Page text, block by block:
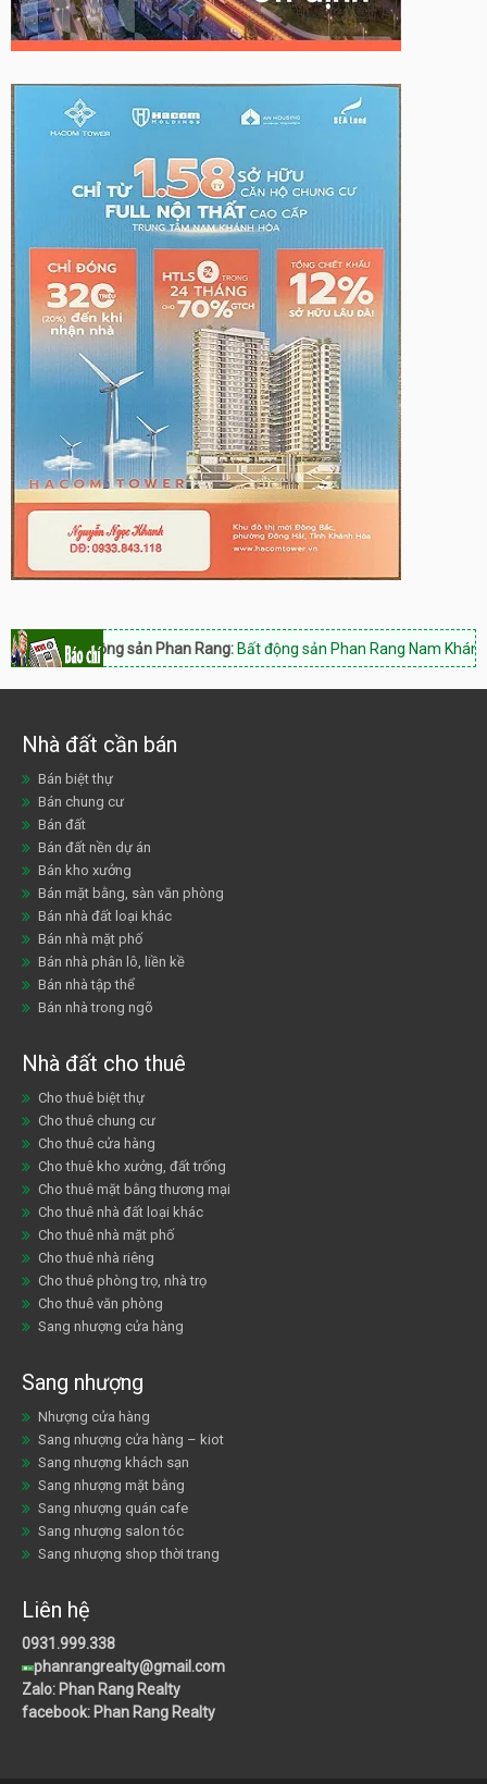
Bất động sản Phan Rang:Bất động sản Phan Rang Nam Khánh Hòa,
Nhà đất cần bán
Bán biệt thự
Bán chung cư
Bán đất
Bán đất nền dự án
Bán kho xưởng
Bán mặt bằng, sàn văn phòng
Bán nhà đất loại khác
Bán nhà mặt phố
Bán nhà phân lô, liền kề
Bán nhà tập thể
Bán nhà trong ngõ
Nhà đất cho thuê
Cho thuê biệt thự
Cho thuê chung cư
Cho thuê cửa hàng
Cho thuê kho xưởng, đất trống
Cho thuê mặt bằng thương mại
Cho thuê nhà đất loại khác
Cho thuê nhà mặt phố
Cho thuê nhà riêng
Cho thuê phòng trọ, nhà trọ
Cho thuê văn phòng
Sang nhượng cửa hàng
Sang nhượng
Nhượng cửa hàng
Sang nhượng cửa hàng – kiot
Sang nhượng khách sạn
Sang nhượng mặt bằng
Sang nhượng quán cafe
Sang nhượng salon tóc
Sang nhượng shop thời trang
Liên hệ
0931.999.338
phanrangrealty@gmail.com
Zalo: Phan Rang Realty
facebook: Phan Rang Realty